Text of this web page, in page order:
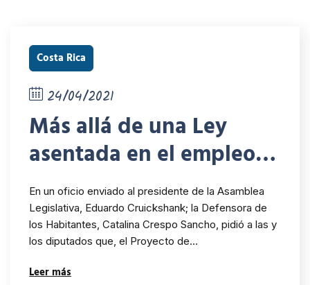
Costa Rica
24/04/2021
Más allá de una Ley
asentada en el empleo
público; Defensoría
reclama por una Ley de
Modernización del
Servicio Público en favor
En un oficio enviado al presidente de la Asamblea
Legislativa, Eduardo Cruickshank; la Defensora de
los Habitantes, Catalina Crespo Sancho, pidió a las y
los diputados que, el Proyecto de…
Leer más